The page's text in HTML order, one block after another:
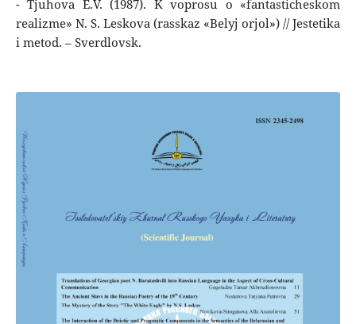
- Tjuhova E.V. (1987). K voprosu o «fantasticheskom
realizme» N. S. Leskova (rasskaz «Belyj orjol») // Jestetika
i metod. – Sverdlovsk.